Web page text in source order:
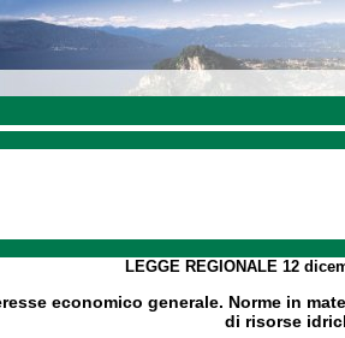
LEGGE REGIONALE 12
economico generale. Norme in
di risorse